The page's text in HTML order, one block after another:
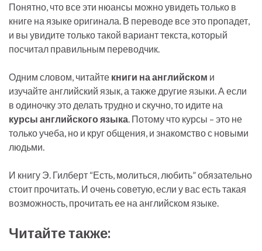
Понятно, что все эти нюансы можно увидеть только в
книге на языке оригинала. В переводе все это пропадет,
и вы увидите только такой вариант текста, который
посчитал правильным переводчик.
Одним словом, читайте книги на английском и
изучайте английский язык, а также другие языки. А если
в одиночку это делать трудно и скучно, то идите на
курсы английского языка . Потому что курсы – это не
только учеба, но и круг общения, и знакомство с новыми
людьми.
И книгу Э. Гилберт “Есть, молиться, любить” обязательно
стоит прочитать. И очень советую, если у вас есть такая
возможность, прочитать ее на английском языке.
Читайте также: